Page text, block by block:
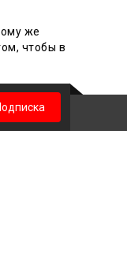
же
чтобы в